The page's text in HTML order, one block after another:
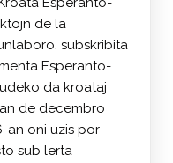
de la
subskribita
Esperanto-
da kroataj
de decembro
an oni uzis por
sub lerta